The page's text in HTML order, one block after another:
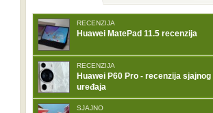
RECENZIJA
Huawei MatePad 11.5 recenzija
RECENZIJA
Huawei P60 Pro - recenzija sjajnog
uređaja
SJAJNO